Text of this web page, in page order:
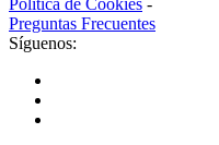
Preguntas Frecuentes
Síguenos: